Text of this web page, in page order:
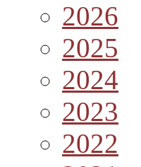
2026
2025
2024
2023
2022